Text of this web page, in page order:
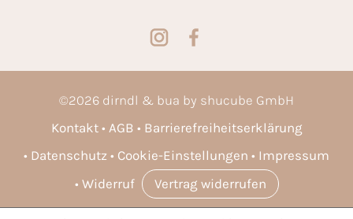
©2026 dirndl & bua by shucube GmbH
Kontakt
AGB
Barrierefreiheitserklärung
Datenschutz
Cookie-Einstellungen
Impressum
Widerruf
Vertrag widerrufen